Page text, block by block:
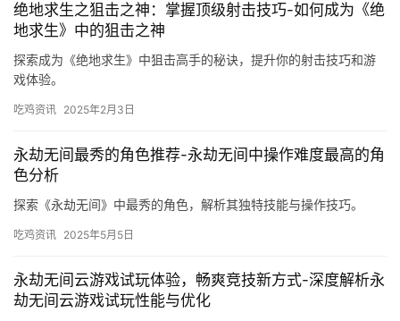
绝地求生之狙击之神：掌握顶级射击技巧-如何成为《绝
地求生》中的狙击之神
探索成为《绝地求生》中狙击高手的秘诀，提升你的射击技巧和游
戏体验。
吃鸡资讯 2025年2月3日
永劫无间最秀的角色推荐-永劫无间中操作难度最高的角
色分析
探索《永劫无间》中最秀的角色，解析其独特技能与操作技巧。
吃鸡资讯 2025年5月5日
永劫无间云游戏试玩体验，畅爽竞技新方式-深度解析永
劫无间云游戏试玩性能与优化